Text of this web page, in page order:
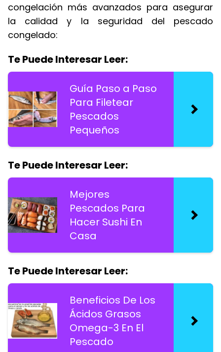
congelación más avanzados para asegurar
la calidad y la seguridad del pescado
congelado:
Te Puede Interesar Leer:
Guía Paso a Paso
Para Filetear
Pescados
Pequeños
Te Puede Interesar Leer:
Mejores
Pescados Para
Hacer Sushi En
Casa
Te Puede Interesar Leer:
Beneficios De Los
Ácidos Grasos
Omega-3 En El
Pescado